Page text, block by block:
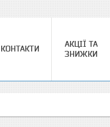
КОНТАКТИ
АКЦІЇ ТА
ЗНИЖКИ